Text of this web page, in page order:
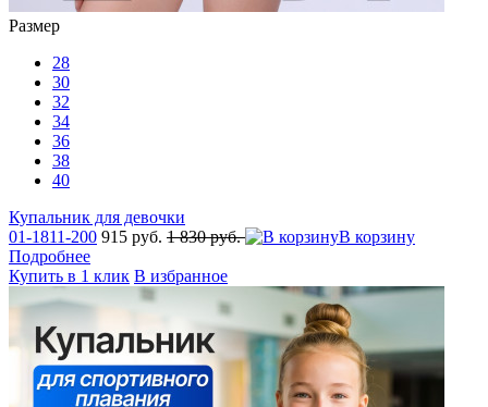
Размер
28
30
32
34
36
38
40
Купальник для девочки
01-1811-200 915 руб. 1 830 руб.
В корзину
Подробнее
Купить в 1 клик В избранное